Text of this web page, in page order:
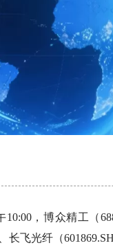
，博众精工（
长飞光纤（